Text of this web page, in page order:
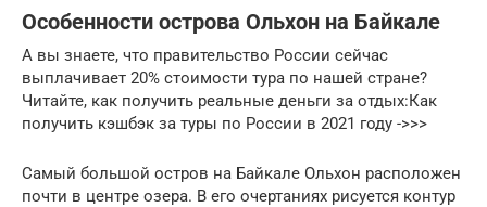
Особенности острова Ольхон на Байкале
А вы знаете, что правительство России сейчас
выплачивает 20% стоимости тура по нашей стране?
Читайте, как получить реальные деньги за отдых:Как
получить кэшбэк за туры по России в 2021 году ->>>
Самый большой остров на Байкале Ольхон расположен
почти в центре озера. В его очертаниях рисуется контур